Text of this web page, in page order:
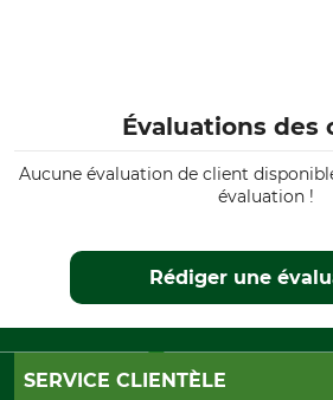
Type de produit
Rail de guidage
Nom
mm,
Évaluations des
Aucune évaluation de client
évaluation !
Rédiger une
SERVICE CLIENTÈLE